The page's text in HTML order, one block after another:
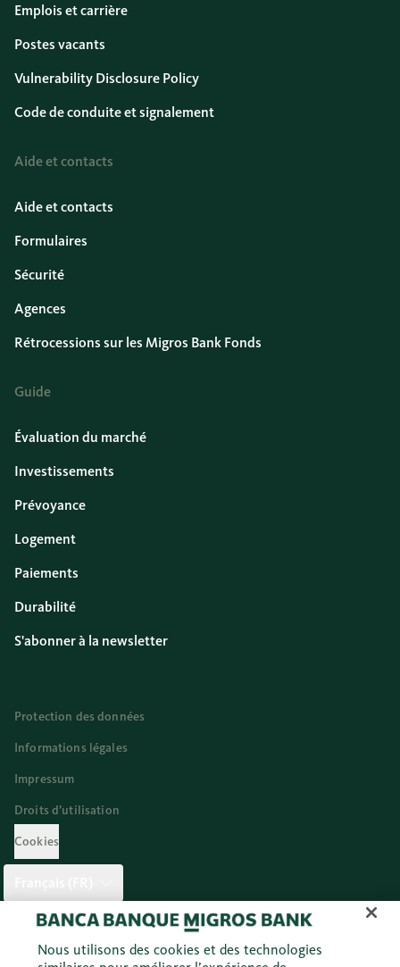
Emplois et carrière
Postes vacants
Vulnerability Disclosure Policy
Code de conduite et signalement
Aide et contacts
Aide et contacts
Formulaires
Sécurité
Agences
Rétrocessions sur les Migros Bank Fonds
Guide
Évaluation du marché
Investissements
Prévoyance
Logement
Paiements
Durabilité
S'abonner à la newsletter
Protection des données
Informations légales
Impressum
Droits d’utilisation
Cookies
Twitter Facebook Instagram Youtube
Nous utilisons des cookies et des technologies